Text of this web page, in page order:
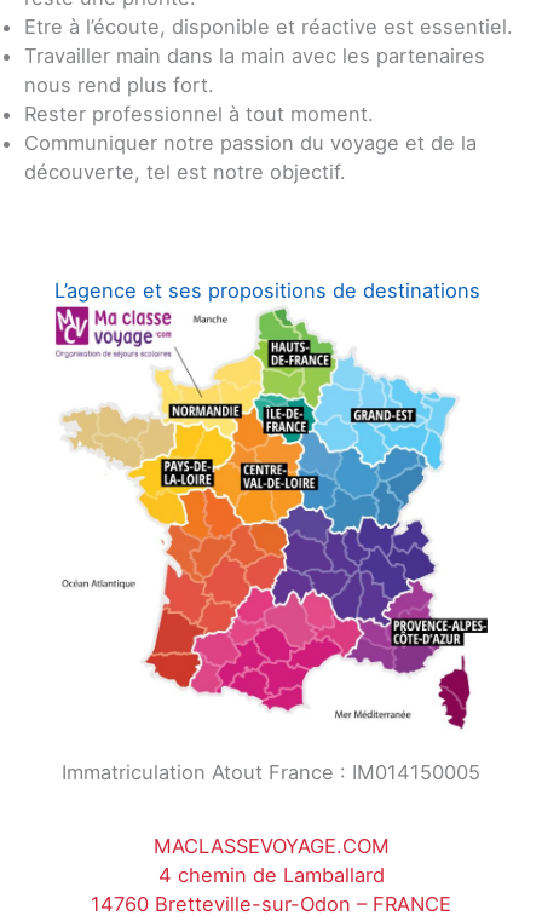
Etre à l’écoute, disponible et réactive est essentiel.
Travailler main dans la main avec les partenaires
nous rend plus fort.
Rester professionnel à tout moment.
Communiquer notre passion du voyage et de la
découverte, tel est notre objectif.
L’agence et ses propositions de destinations
Immatriculation Atout France : IM014150005
MACLASSEVOYAGE.COM
4 chemin de Lamballard
14760 Bretteville-sur-Odon – FRANCE